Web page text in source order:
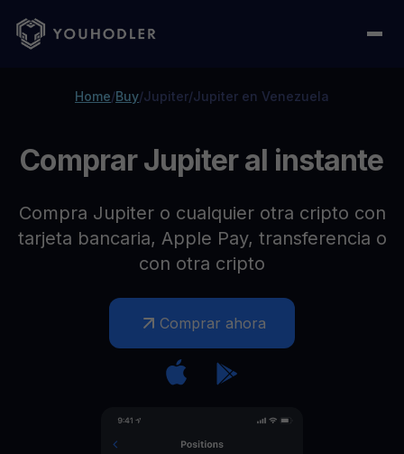
Home/Buy/Jupiter/Jupiter en Venezuela
Comprar Jupiter al instante
Compra Jupiter o cualquier otra cripto con
tarjeta bancaria, Apple Pay, transferencia o
con otra cripto
Comprar ahora